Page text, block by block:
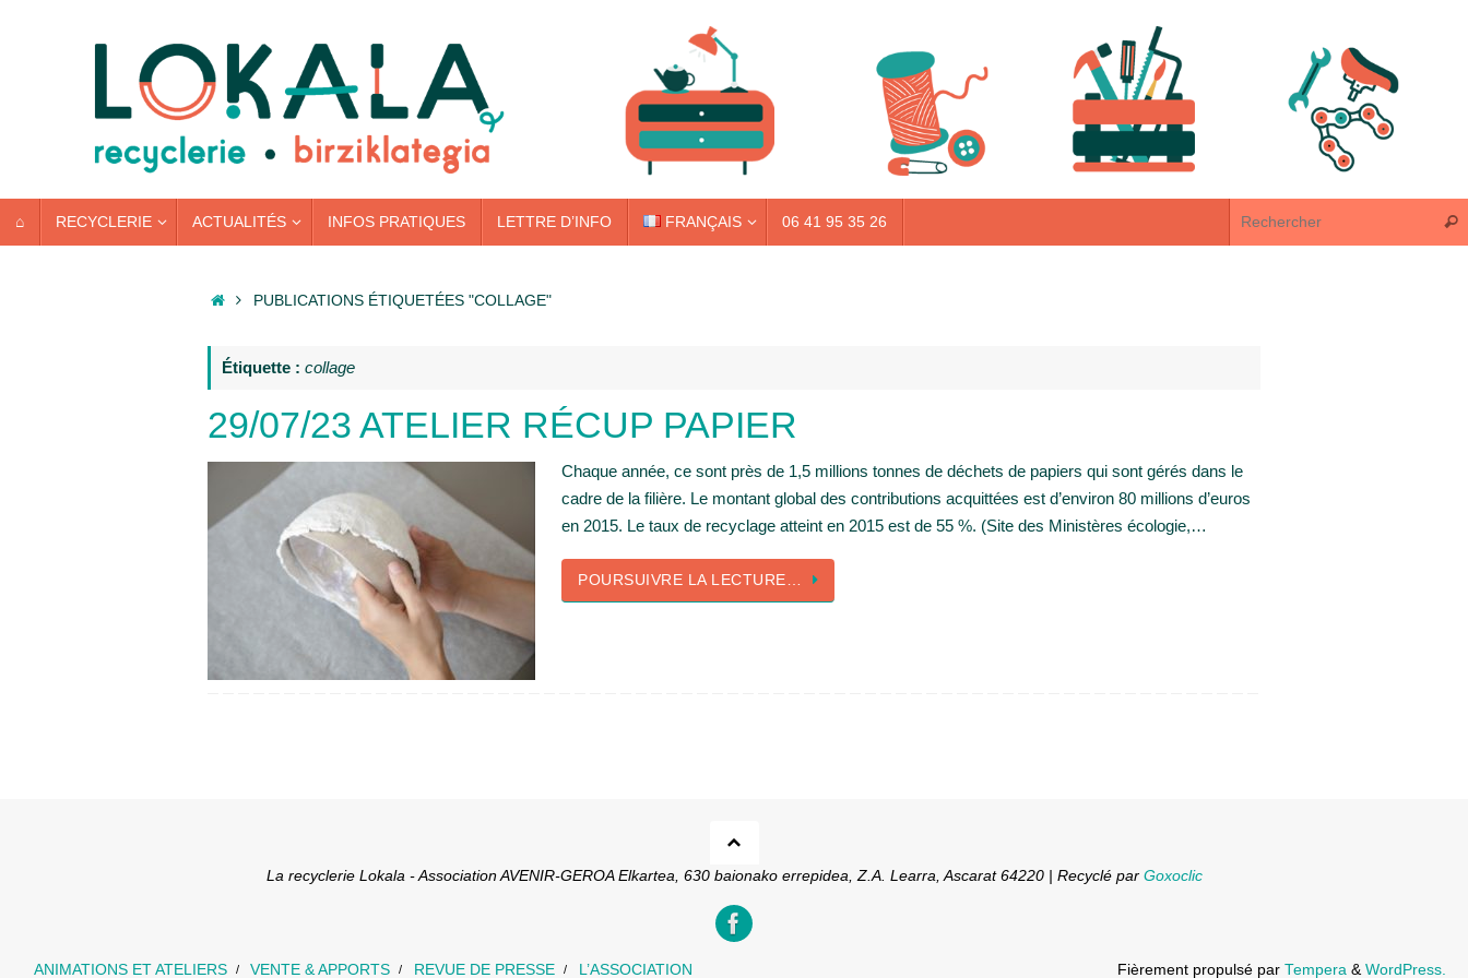
AU
⌂ RECYCLERIE ACTUALITÉS INFOS PRATIQUES LETTRE D’INFO FRANÇAIS 06 41 95 35 26
ACCUEIL
PUBLICATIONS ÉTIQUETÉES "COLLAGE"
Étiquette : collage
29/07/23 ATELIER RÉCUP PAPIER
Chaque année, ce sont près de 1,5 millions tonnes de déchets de papiers qui sont gérés dans le
cadre de la filière. Le montant global des contributions acquittées est d’environ 80 millions d’euros
en 2015. Le taux de recyclage atteint en 2015 est de 55 %. (Site des Ministères écologie,…
POURSUIVRE LA LECTURE…
La recyclerie Lokala - Association AVENIR-GEROA Elkartea, 630 baionako errepidea, Z.A. Learra, Ascarat 64220 | Recyclé par Goxoclic
ANIMATIONS ET ATELIERS VENTE & APPORTS REVUE DE PRESSE L’ASSOCIATION Fièrement propulsé par Tempera & WordPress.